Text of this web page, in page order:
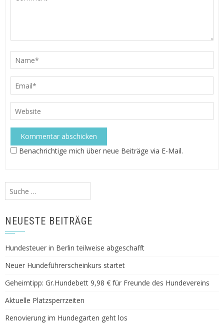
Benachrichtige mich über neue Beiträge via E-Mail.
Suche
nach:
NEUESTE BEITRÄGE
Hundesteuer in Berlin teilweise abgeschafft
Neuer Hundeführerscheinkurs startet
Geheimtipp: Gr.Hundebett 9,98 € für Freunde des Hundevereins
Aktuelle Platzsperrzeiten
Renovierung im Hundegarten geht los